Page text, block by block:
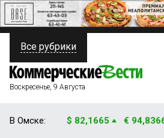
ПОЛИТИКА
ФИНАНСЫ
Все рубрики
Воскресенье, 9 Августа
В Омске: $ 82,1665 €